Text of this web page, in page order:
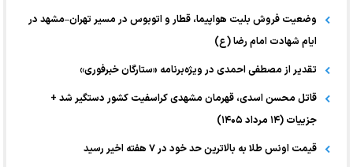
وضعیت فروش بلیت هواپیما، قطار و اتوبوس در مسیر تهران–مشهد در
ایام شهادت امام رضا (ع)
تقدیر از مصطفی احمدی در ویژه‌برنامه «ستارگان خبرفوری»
قاتل محسن اسدی، قهرمان مشهدی کراسفیت کشور دستگیر شد +
جزییات (۱۴ مرداد ۱۴۰۵)
قیمت اونس طلا به بالاترین حد خود در ۷ هفته اخیر رسید